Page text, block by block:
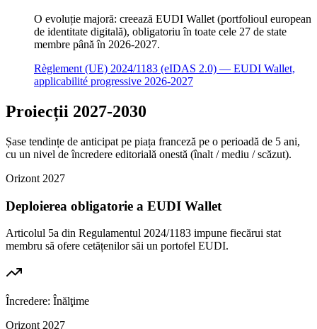
O evoluție majoră: creează EUDI Wallet (portfolioul european
de identitate digitală), obligatoriu în toate cele 27 de state
membre până în 2026-2027.
Règlement (UE) 2024/1183 (eIDAS 2.0) — EUDI Wallet,
applicabilité progressive 2026-2027
Proiecții 2027-2030
Șase tendințe de anticipat pe piața franceză pe o perioadă de 5 ani,
cu un nivel de încredere editorială onestă (înalt / mediu / scăzut).
Orizont 2027
Deploierea obligatorie a EUDI Wallet
Articolul 5a din Regulamentul 2024/1183 impune fiecărui stat
membru să ofere cetățenilor săi un portofel EUDI.
Încredere: Înălţime
Orizont 2027